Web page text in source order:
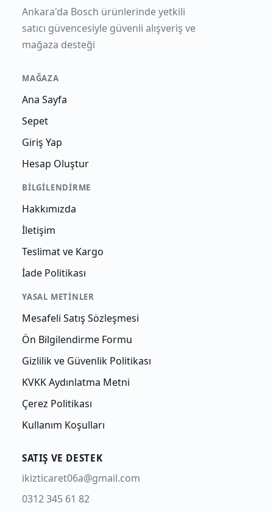
Ankara'da Bosch ürünlerinde yetkili
satıcı güvencesiyle güvenli alışveriş ve
mağaza desteği
MAĞAZA
Ana Sayfa
Sepet
Giriş Yap
Hesap Oluştur
BILGILENDIRME
Hakkımızda
İletişim
Teslimat ve Kargo
İade Politikası
YASAL METINLER
Mesafeli Satış Sözleşmesi
Ön Bilgilendirme Formu
Gizlilik ve Güvenlik Politikası
KVKK Aydınlatma Metni
Çerez Politikası
Kullanım Koşulları
SATIŞ VE DESTEK
ikizticaret06a@gmail.com
0312 345 61 82